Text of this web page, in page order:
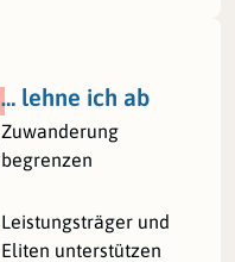
… lehne ich ab
Zuwanderung
begrenzen
Leistungsträger und
Eliten unterstützen